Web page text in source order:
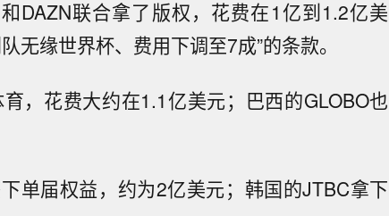
DAZN联合拿了版权，花费在1亿到1.2亿美
无缘世界杯、费用下调至7成”的条款。
，花费大约在1.1亿美元；巴西的GLOBO也
单届权益，约为2亿美元；韩国的JTBC拿下